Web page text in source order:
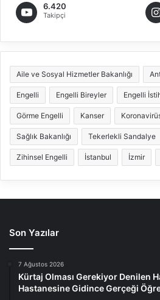
6.420
Takipçi
Aile ve Sosyal Hizmetler Bakanlığı
Engelli Engelli Bireyler Engelli
Görme Engelli Kanser
Sağlık Bakanlığı Tekerlekli Sandalye
Zihinsel Engelli İstanbul İzmir
Son Yazılar
7 Ağustos 2026
Kürtaj Olması Gerekiyor Denilen
Hastanesine Gidince Gerçeği